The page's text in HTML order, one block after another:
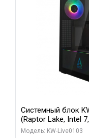
Системный блок
(Raptor Lake, Intel
модуля)/ Afox
Модель: KW-Live0103